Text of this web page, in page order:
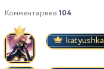
Комментариев 104
katyushka